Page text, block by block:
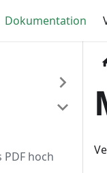
Dokumentation
PDF hoch